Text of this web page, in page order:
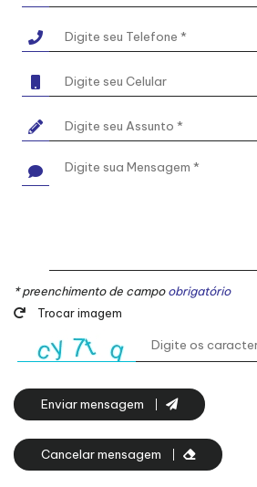
* preenchimento de campoobrigatório
Trocar imagem
Enviar mensagem
Cancelar mensagem